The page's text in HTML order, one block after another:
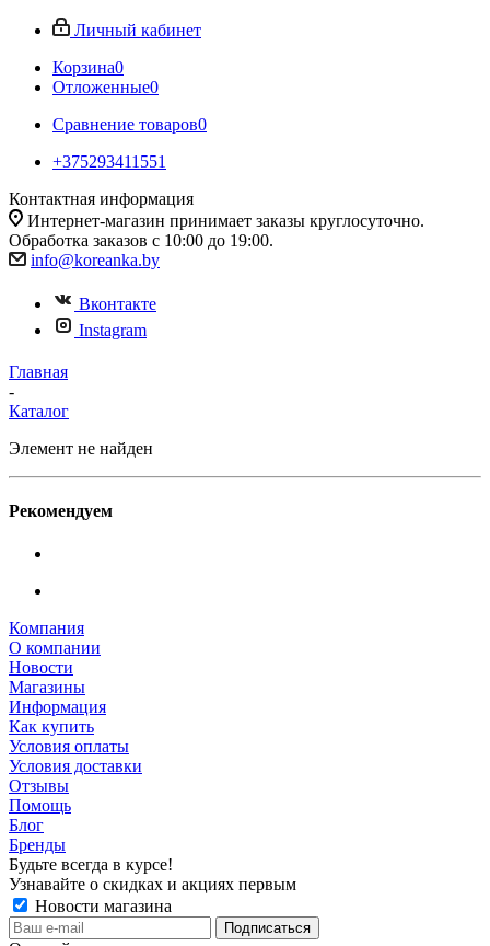
Личный кабинет
Корзина0
Отложенные0
Сравнение товаров0
+375293411551
Контактная информация
Интернет-магазин принимает заказы круглосуточно.
Обработка заказов с 10:00 до 19:00.
info@koreanka.by
Вконтакте
Instagram
Главная
-
Каталог
Элемент не найден
Рекомендуем
Компания
О компании
Новости
Магазины
Информация
Как купить
Условия оплаты
Условия доставки
Отзывы
Помощь
Блог
Бренды
Будьте всегда в курсе!
Узнавайте о скидках и акциях первым
Новости магазина